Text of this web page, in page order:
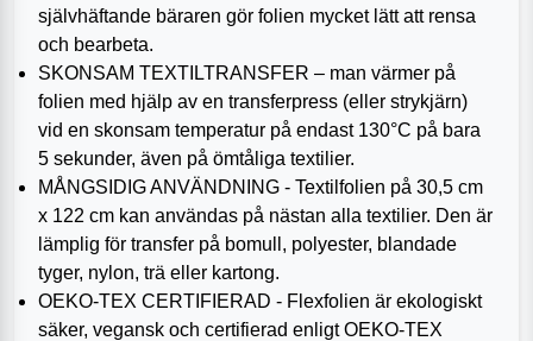
självhäftande bäraren gör folien mycket lätt att rensa
och bearbeta.
SKONSAM TEXTILTRANSFER – man värmer på
folien med hjälp av en transferpress (eller strykjärn)
vid en skonsam temperatur på endast 130°C på bara
5 sekunder, även på ömtåliga textilier.
MÅNGSIDIG ANVÄNDNING - Textilfolien på 30,5 cm
x 122 cm kan användas på nästan alla textilier. Den är
lämplig för transfer på bomull, polyester, blandade
tyger, nylon, trä eller kartong.
OEKO-TEX CERTIFIERAD - Flexfolien är ekologiskt
säker, vegansk och certifierad enligt OEKO-TEX